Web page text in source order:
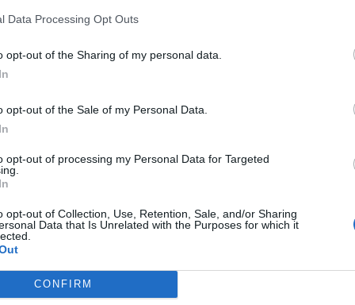
Data Processing Opt Outs
opt-out of the Sharing of my personal data.
opt-out of the Sale of my Personal Data.
opt-out of processing my Personal Data for Targeted
opt-out of Collection, Use, Retention, Sale, and/or Sharing
Data that Is Unrelated with the Purposes for which it
CONFIRM
via mare. Dovrebbero essere avviate inoltre
europeo di sorveglianza e un’assistenza
flussi illegali. Tuttavia, se questi sistemi
però gli organizzatori dei traffici a
pericolose, aumentando così le tragedie
nel primo Vertice Europa-Africa a Tripoli,
africani dai quali provengono i maggiori
più approfondito alle loro frontiere, ma le
denunciato gravi violazioni dei diritti umani in
meglio queste ispezioni.
della selezione degli immigrati alle frontiere,
alle caratteristiche. La Commissione europea ha